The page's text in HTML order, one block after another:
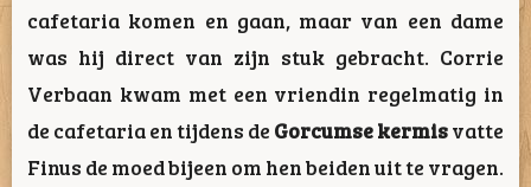
cafetaria komen en gaan, maar van een dame
was hij direct van zijn stuk gebracht. Corrie
Verbaan kwam met een vriendin regelmatig in
de cafetaria en tijdens de Gorcumse kermisvatte
Finus de moed bijeen om hen beiden uit te vragen.